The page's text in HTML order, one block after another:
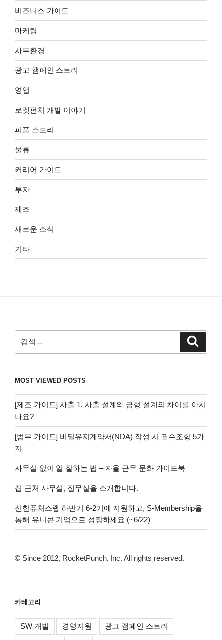
비즈니스 가이드
마케팅
사무환경
광고 캠페인 스토리
영업
로켓펀치 개발 이야기
피플 스토리
물류
커리어 가이드
투자
제조
새로운 소식
기타
색:
MOST VIEWED POSTS
[제조 가이드] 사출 1. 사출 설계와 금형 설계의 차이를 아시
나요?
[법무 가이드] 비밀유지계약서(NDA) 작성 시 필수조항 5가
지
사무실 없이 일 잘하는 법 – 자율 근무 문화 가이드북
집 근처 사무실, 집무실을 소개합니다.
신한퓨처스랩 하반기 6-2기에 지원하고, S-Membership을
통해 유니콘 기업으로 성장하세요 (~6/22)
© Since 2012, RocketPunch, Inc. All rights reserved.
카테고리
SW 개발 경영지원 광고 캠페인 스토리